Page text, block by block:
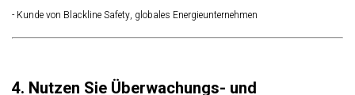
- Kunde von Blackline Safety, globales Energieunternehmen
4. Nutzen Sie Überwachungs- und